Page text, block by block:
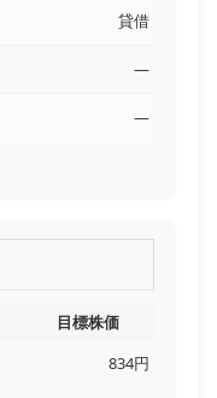
貸借
―
―
目標株価
834円